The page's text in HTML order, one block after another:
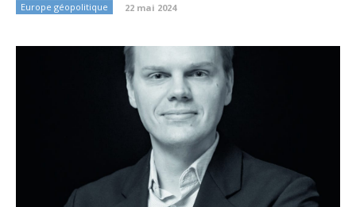
Europe géopolitique 22 mai 2024